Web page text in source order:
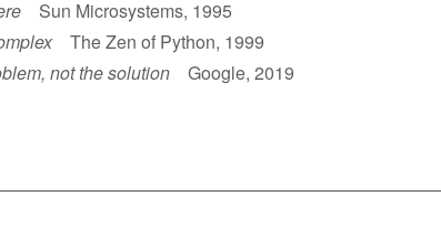
Sun Microsystems, 1995
The Zen of Python, 1999
not the solutionGoogle, 2019